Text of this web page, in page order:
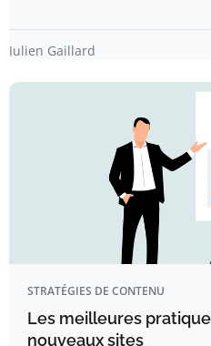
Julien Gaillard
STRATÉGIES DE CONTENU
Les meilleures
nouveaux sites